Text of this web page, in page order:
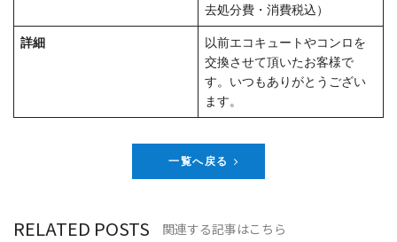
去処分費・消費税込）
詳細
以前エコキュートやコンロを
交換させて頂いたお客様で
す。いつもありがとうござい
ます。
一覧へ戻る
RELATED POSTS 関連する記事はこちら